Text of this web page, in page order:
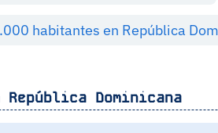
habitantes en República
República Dominicana